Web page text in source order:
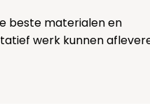
beste materialen en
werk kunnen